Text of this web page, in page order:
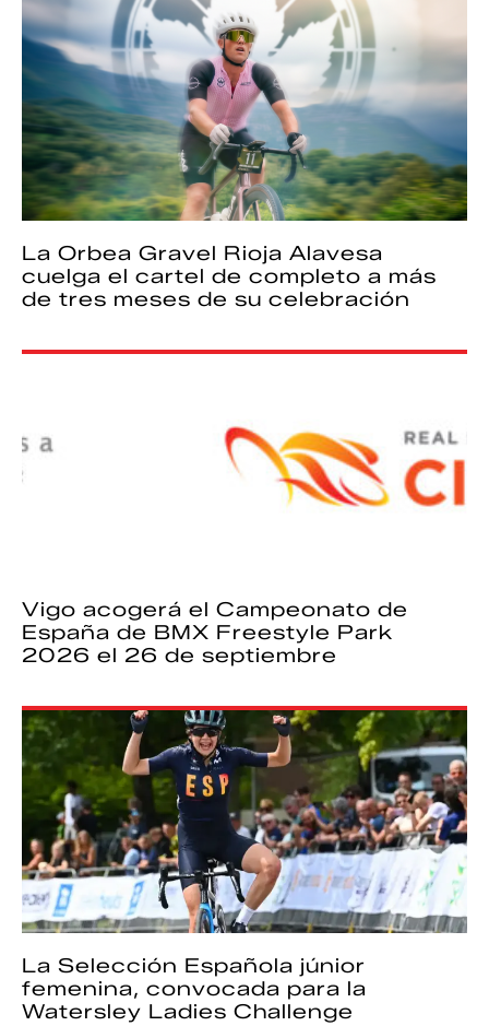
La Orbea Gravel Rioja Alavesa
cuelga el cartel de completo a más
de tres meses de su celebración
Vigo acogerá el Campeonato de
España de BMX Freestyle Park
2026 el 26 de septiembre
La Selección Española júnior
femenina, convocada para la
Watersley Ladies Challenge